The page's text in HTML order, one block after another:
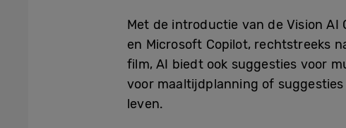
Met de introductie van de Vision
en Microsoft Copilot, rechtstreeks
film, AI biedt ook suggesties voor
voor maaltijdplanning of
leven.